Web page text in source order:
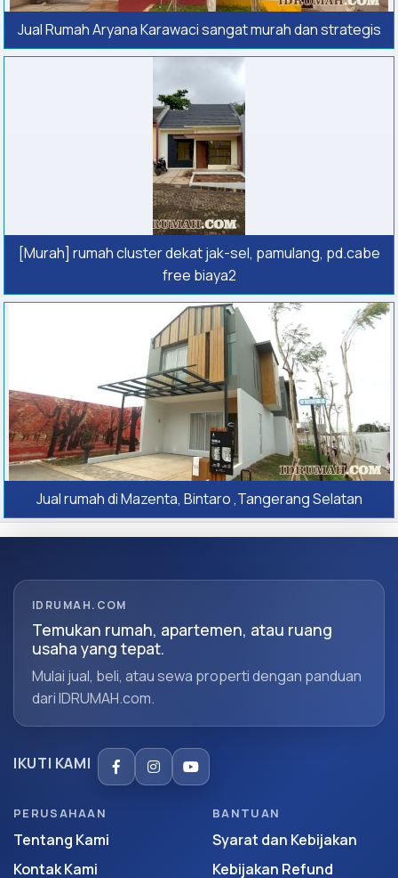
Jual Rumah Aryana Karawaci sangat murah dan strategis
[Murah] rumah cluster dekat jak-sel, pamulang, pd.cabe
free biaya2
Jual rumah di Mazenta, Bintaro ,Tangerang Selatan
IDRUMAH.COM
Temukan rumah, apartemen, atau ruang
usaha yang tepat.
Mulai jual, beli, atau sewa properti dengan panduan
dari IDRUMAH.com.
IKUTI KAMI
PERUSAHAAN
Tentang Kami
Kontak Kami
BANTUAN
Syarat dan Kebijakan
Kebijakan Refund